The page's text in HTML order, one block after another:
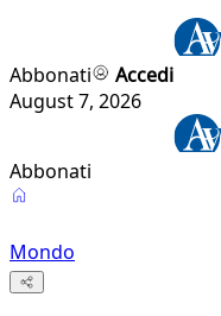
Abbonati
Accedi
August 7, 2026
Abbonati
Mondo